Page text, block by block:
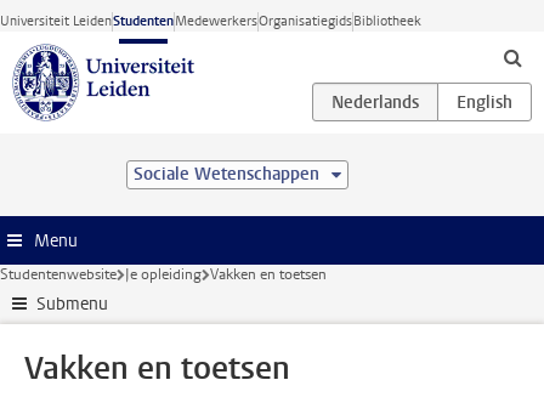
Ga direct naar de inhoud
Universiteit LeidenStudentenMedewerkersOrganisatiegidsBibliotheek
Sociale Wetenschappen
Menu
Studentenwebsite Je opleiding Vakken en toetsen
Submenu
Vakken en toetsen